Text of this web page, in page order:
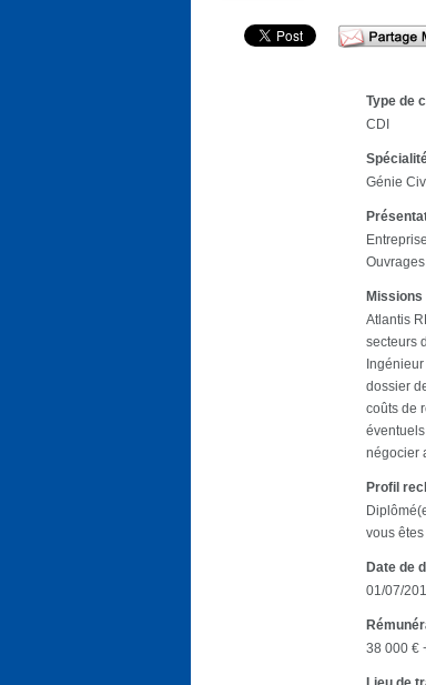
Type de
CDI
Génie
Missions
Atlantis
secteurs
dossier
coûts de
négocier
Profil
vous
Date de
01/07/
38 000 €